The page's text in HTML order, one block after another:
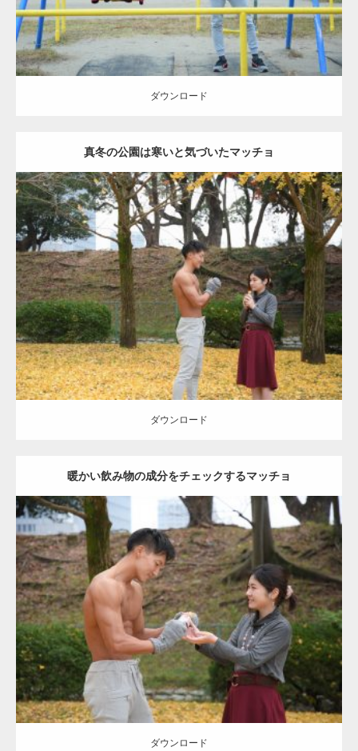
ダウンロード
真冬の公園は寒いと気づいたマッチョ
Update: 2021.07.8
Category:公園のマッチョ その他 AKIHITO(細マッチョ) 上腕三頭筋
肩
ダウンロード
ダウンロード
暖かい飲み物の成分をチェックするマッチョ
Update:2021.07.8
Category:公園のマッチョ その他 AKIHITO(細マッチョ) 上腕三頭筋
肩
ダウンロード
ダウンロード